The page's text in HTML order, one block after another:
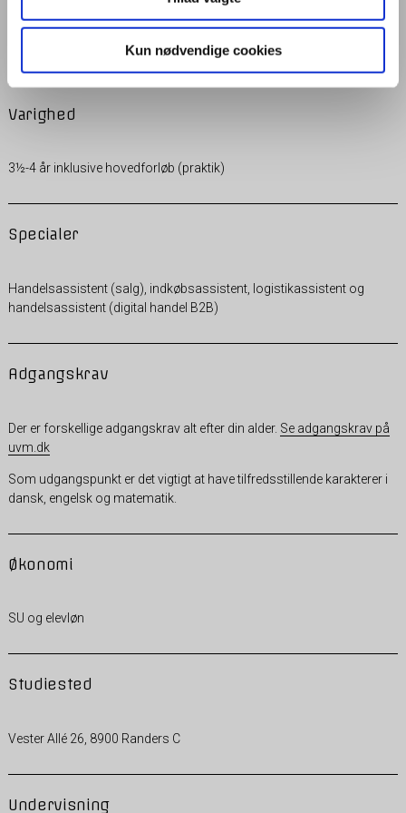
Kun nødvendige cookies
Se opstartsdatoer GF1
Se opstartsdatoer GF2
Varighed
3½-4 år inklusive hovedforløb (praktik)
Specialer
Handelsassistent (salg), indkøbsassistent, logistikassistent og
handelsassistent (digital handel B2B)
Adgangskrav
Der er forskellige adgangskrav alt efter din alder. Se adgangskrav på
uvm.dk
Som udgangspunkt er det vigtigt at have tilfredsstillende karakterer i
dansk, engelsk og matematik.
Økonomi
SU og elevløn
Studiested
Vester Allé 26, 8900 Randers C
Undervisning